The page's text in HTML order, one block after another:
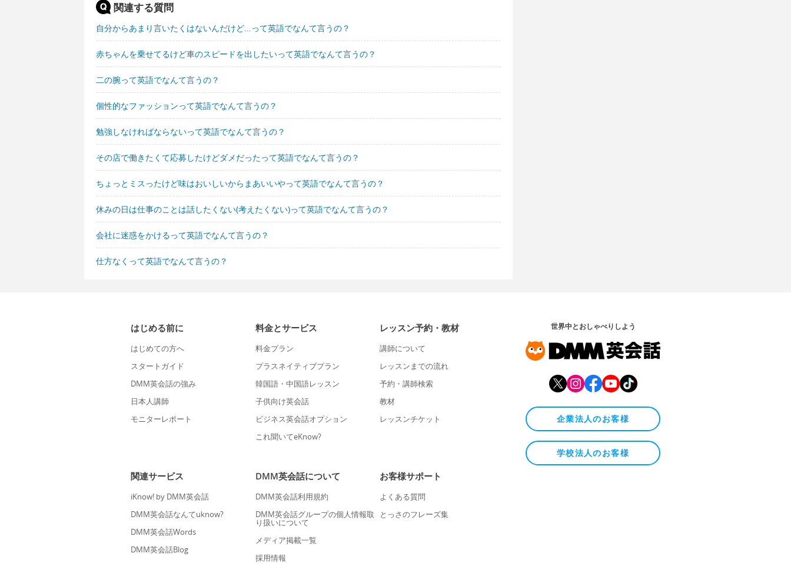
関連する質問
自分からあまり言いたくはないんだけど...って英語でなんて言うの？
赤ちゃんを乗せてるけど車のスピードを出したいって英語でなんて言うの？
二の腕って英語でなんて言うの？
個性的なファッションって英語でなんて言うの？
勉強しなければならないって英語でなんて言うの？
その店で働きたくて応募したけどダメだったって英語でなんて言うの？
ちょっとミスったけど味はおいしいからまあいいやって英語でなんて言うの？
休みの日は仕事のことは話したくない(考えたくない)って英語でなんて言うの？
会社に迷惑をかけるって英語でなんて言うの？
仕方なくって英語でなんて言うの？
はじめる前に
はじめての方へ
スタートガイド
DMM英会話の強み
日本人講師
モニターレポート
料金とサービス
料金プラン
プラスネイティブプラン
韓国語・中国語レッスン
子供向け英会話
ビジネス英会話オプション
これ聞いてeKnow?
レッスン予約・教材
講師について
レッスンまでの流れ
予約・講師検索
教材
レッスンチケット
関連サービス
iKnow! by DMM英会話
DMM英会話なんてuknow?
DMM英会話Words
DMM英会話Blog
DMM英会話について
DMM英会話利用規約
DMM英会話グループの個人情報取
り扱いについて
メディア掲載一覧
採用情報
お客様サポート
よくある質問
とっさのフレーズ集
世界中とおしゃべりしよう
企業法人のお客様
学校法人のお客様